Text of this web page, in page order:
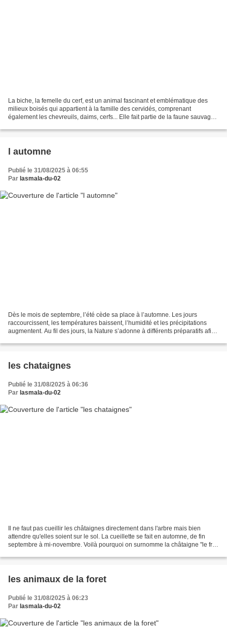
La biche, la femelle du cerf, est un animal fascinant et emblématique des
milieux boisés qui appartient à la famille des cervidés, comprenant
également les chevreuils, daims, cerfs... Elle fait partie de la faune sauvage
l automne
Publié le 31/08/2025 à 06:55
Par lasmala-du-02
Dès le mois de septembre, l’été cède sa place à l’automne. Les jours
raccourcissent, les températures baissent, l’humidité et les précipitations
augmentent. Au fil des jours, la Nature s’adonne à différents préparatifs afin
les chataignes
Publié le 31/08/2025 à 06:36
Par lasmala-du-02
Il ne faut pas cueillir les châtaignes directement dans l'arbre mais bien
attendre qu'elles soient sur le sol. La cueillette se fait en automne, de fin
septembre à mi-novembre. Voilà pourquoi on surnomme la châtaigne "le fruit
les animaux de la foret
Publié le 31/08/2025 à 06:23
Par lasmala-du-02